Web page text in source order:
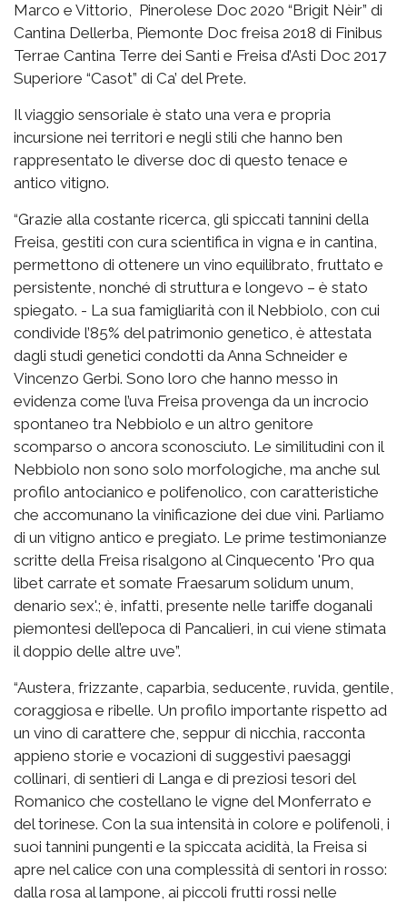
Marco e Vittorio, Pinerolese Doc 2020 “Brigit Nèir” di
Cantina Dellerba, Piemonte Doc freisa 2018 di Finibus
Terrae Cantina Terre dei Santi e Freisa d’Asti Doc 2017
Superiore “Casot” di Ca’ del Prete.
Il viaggio sensoriale è stato una vera e propria
incursione nei territori e negli stili che hanno ben
rappresentato le diverse doc di questo tenace e
antico vitigno.
“Grazie alla costante ricerca, gli spiccati tannini della
Freisa, gestiti con cura scientifica in vigna e in cantina,
permettono di ottenere un vino equilibrato, fruttato e
persistente, nonché di struttura e longevo – è stato
spiegato. - La sua famigliarità con il Nebbiolo, con cui
condivide l’85% del patrimonio genetico, è attestata
dagli studi genetici condotti da Anna Schneider e
Vincenzo Gerbi. Sono loro che hanno messo in
evidenza come l’uva Freisa provenga da un incrocio
spontaneo tra Nebbiolo e un altro genitore
scomparso o ancora sconosciuto. Le similitudini con il
Nebbiolo non sono solo morfologiche, ma anche sul
profilo antocianico e polifenolico, con caratteristiche
che accomunano la vinificazione dei due vini. Parliamo
di un vitigno antico e pregiato. Le prime testimonianze
scritte della Freisa risalgono al Cinquecento 'Pro qua
libet carrate et somate Fraesarum solidum unum,
denario sex'.; è, infatti, presente nelle tariffe doganali
piemontesi dell’epoca di Pancalieri, in cui viene stimata
il doppio delle altre uve”.
“Austera, frizzante, caparbia, seducente, ruvida, gentile,
coraggiosa e ribelle. Un profilo importante rispetto ad
un vino di carattere che, seppur di nicchia, racconta
appieno storie e vocazioni di suggestivi paesaggi
collinari, di sentieri di Langa e di preziosi tesori del
Romanico che costellano le vigne del Monferrato e
del torinese. Con la sua intensità in colore e polifenoli, i
suoi tannini pungenti e la spiccata acidità, la Freisa si
apre nel calice con una complessità di sentori in rosso:
dalla rosa al lampone, ai piccoli frutti rossi nelle